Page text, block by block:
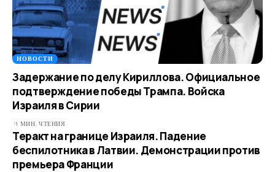
НОВОСТИ
Задержание по делу Кириллова. Официальное
подтверждение победы Трампа. Войска
Израиля в Сирии
1 МИН. ЧТЕНИЯ
Теракт на границе Израиля. Падение
беспилотника в Латвии. Демонстрации против
премьера Франции